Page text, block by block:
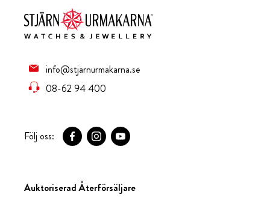
info@stjarnurmakarna.se
08-62 94 400
Följ oss:
Auktoriserad Återförsäljare